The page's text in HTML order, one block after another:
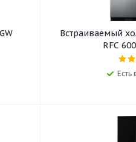
Встраиваемый
RFC
Есть